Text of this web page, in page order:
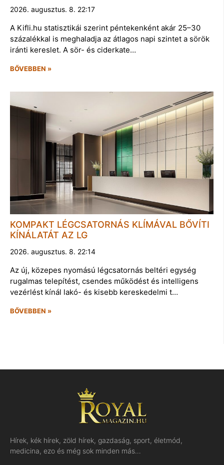
2026. augusztus. 8. 22:17
A Kifli.hu statisztikái szerint péntekenként akár 25–30
százalékkal is meghaladja az átlagos napi szintet a sörök
iránti kereslet. A sör- és ciderkate…
BŐVEBBEN »
KOMPAKT LÉGCSATORNÁS KLÍMÁVAL BŐVÍTI
KÍNÁLATÁT AZ LG
2026. augusztus. 8. 22:14
Az új, közepes nyomású légcsatornás beltéri egység
rugalmas telepítést, csendes működést és intelligens
vezérlést kínál lakó- és kisebb kereskedelmi t…
BŐVEBBEN »
Hírek, kék hírek, zöld hírek, gazdaság, sport, életmód,
medicina, ezo és még sok minden más…